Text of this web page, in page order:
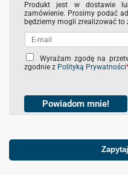
Produkt jest w dostawie
zamówienie. Prosimy podać
będziemy mogli zrealizować to
C
h
b
x
s
Wyrażam zgodę na
zgodnie z Polityką Prywatności
Powiadom mnie!